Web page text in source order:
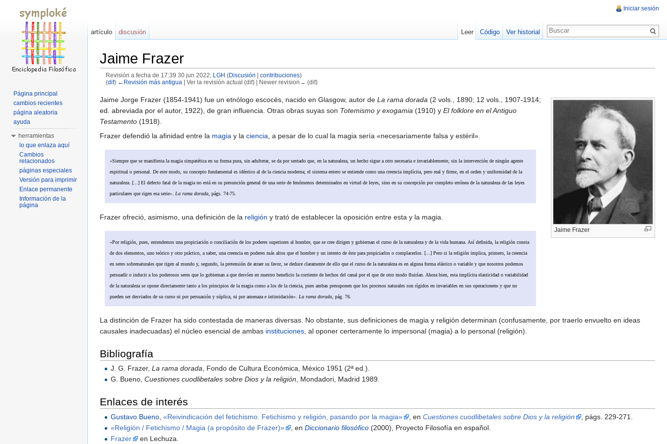
Jaime Frazer
Revisión a fecha de 17:39 30 jun 2022; LGH (Discusión contribuciones)
(dif) ←Revisión más antigua | Ver la revisión actual (dif) | Newer revision→ (dif)
Jaime Frazer
Jaime Jorge Frazer (1854-1941) fue un etnólogo escocés, nacido en Glasgow, autor de La rama dorada (2 vols., 1890; 12 vols., 1907-1914;
ed. abreviada por el autor, 1922), de gran influencia. Otras obras suyas son Totemismo y exogamia (1910) y El folklore en el Antiguo
Testamento (1918).
Frazer defendió la afinidad entre la magia y la ciencia , a pesar de lo cual la magia sería «necesariamente falsa y estéril».
«Siempre que se manifiesta la magia simpatética en su forma pura, sin adulterar, se da por sentado que, en la naturaleza, un hecho sigue a otro necesaria e invariablemente, sin la intervención de ningún agente
espiritual o personal. De este modo, su concepto fundamental es idéntico al de la ciencia moderna; el sistema entero se entiende como una creencia implícita, pero real y firme, en el orden y uniformidad de la
naturaleza. [...] El defecto fatal de la magia no está en su presunción general de una serie de fenómenos determinados en virtud de leyes, sino en su concepción por completo errónea de la naturaleza de las leyes
particulares que rigen esa serie». La rama dorada , págs. 74-75.
Frazer ofreció, asimismo, una definición de la religión y trató de establecer la oposición entre esta y la magia.
«Por religión, pues, entendemos una propiciación o conciliación de los poderes superiores al hombre, que se cree dirigen y gobiernan el curso de la naturaleza y de la vida humana. Así definida, la religión consta
de dos elementos, uno teórico y otro práctico, a saber, una creencia en poderes más altos que el hombre y un intento de éste para propiciarlos o complacerlos. [...] Pero si la religión implica, primero, la creencia
en seres sobrenaturales que rigen al mundo y, segundo, la pretensión de atraer su favor, se deduce claramente de ello que el curso de la naturaleza es en alguna forma elástico o variable y que nosotros podemos
persuadir o inducir a los poderosos seres que lo gobiernan a que desvíen en nuestro beneficio la corriente de hechos del canal por el que de otro modo fluirían. Ahora bien, esta implícita elasticidad o variabilidad
de la naturaleza se opone directamente tanto a los principios de la magia como a los de la ciencia, pues ambas presuponen que los procesos naturales son rígidos en invariables en sus operacionens y que no
pueden ser desviados de su curso ni por persuasión y súplica, ni por amenaza e intimidación». La rama dorada , pág. 76.
La distinción de Frazer ha sido contestada de maneras diversas. No obstante, sus definiciones de magia y religión determinan (confusamente, por traerlo envuelto en ideas
causales inadecuadas) el núcleo esencial de ambas instituciones , al oponer certeramente lo impersonal (magia) a lo personal (religión).
Bibliografía
J. G. Frazer,La rama dorada , Fondo de Cultura Económica, México 1951 (2ª ed.).
G. Bueno,Cuestiones cuodlibetales sobre Dios y la religión, Mondadori, Madrid 1989.
Enlaces de interés
Gustavo Bueno ,«Reivindicación del fetichismo. Fetichismo y religión, pasando por la magia» , enCuestiones cuodlibetales sobre Dios y la religión
, págs. 229-271.
«Religión / Fetichismo / Magia (a propósito de Frazer)»
, enDiccionario filosófico (2000), Proyecto Filosofía en español.
Frazer
en Lechuza.
Iniciar sesión
artículo discusión Leer Código Ver historial
Página principal
cambios recientes
página aleatoria
ayuda
herramientas
lo que enlaza aquí
Cambios
relacionados
páginas especiales
Versión para imprimir
Enlace permanente
Información de la
página